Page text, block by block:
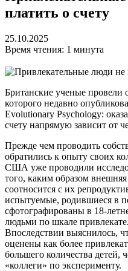
платить о счету
25.10.2025
Время чтения: 1 минута
Британские ученые провели
которого недавно
Evolutionary Psychology:
счету напрямую зависит от
Прежде чем проводить
обратились к опыту своих
США уже проводили
того, каким образом
соотносится с их
испытуемые, родившиеся в
сфотографированы в 18-
людьми по шкале
Впоследствии выяснилось,
оценены как более
большего количества детей,
«коллеги» по эксперименту.